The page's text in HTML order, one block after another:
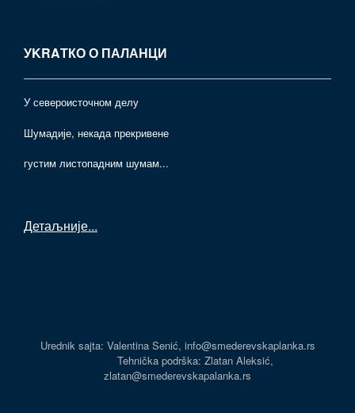
УKRAТКО О ПАЛАНЦИ
У североисточном делу
Шумадије, некада прекривене
густим листопадним шумам...
Детаљније...
Urednik sajta: Valentina Senić, info@smederevskaplanka.rs
Tehnička podrška: Zlatan Aleksić,
zlatan@smederevskapalanka.rs